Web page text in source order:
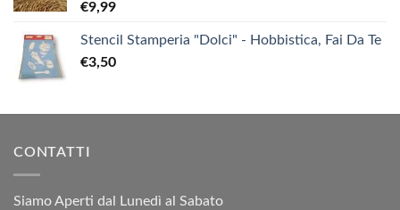
€9,99
Stencil Stamperia "Dolci" - Hobbistica, Fai Da Te
€3,50
CONTATTI
Siamo Aperti dal Lunedì al Sabato